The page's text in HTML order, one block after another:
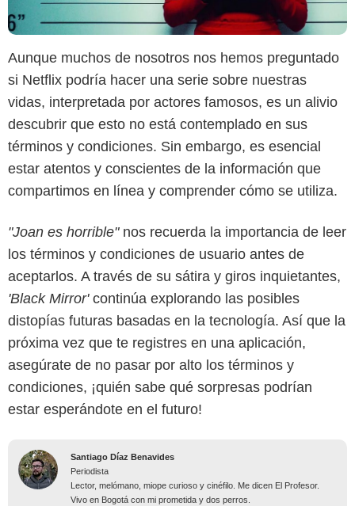
Aunque muchos de nosotros nos hemos preguntado
si Netflix podría hacer una serie sobre nuestras
vidas, interpretada por actores famosos, es un alivio
descubrir que esto no está contemplado en sus
términos y condiciones. Sin embargo, es esencial
estar atentos y conscientes de la información que
compartimos en línea y comprender cómo se utiliza.
"Joan es horrible"nos recuerda la importancia de leer
los términos y condiciones de usuario antes de
aceptarlos. A través de su sátira y giros inquietantes,
'Black Mirror' continúa explorando las posibles
distopías futuras basadas en la tecnología. Así que la
próxima vez que te registres en una aplicación,
asegúrate de no pasar por alto los términos y
condiciones, ¡quién sabe qué sorpresas podrían
estar esperándote en el futuro!
Santiago Díaz Benavides
Periodista
Lector, melómano, miope curioso y cinéfilo. Me dicen El Profesor.
Vivo en Bogotá con mi prometida y dos perros.